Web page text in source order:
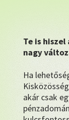
Te is
nagy
Ha
akár csak